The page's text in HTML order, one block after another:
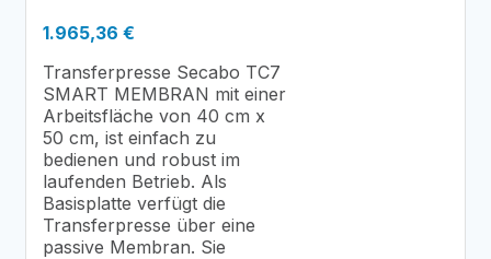
1.965,36 €
Transferpresse Secabo TC7
SMART MEMBRAN mit einer
Arbeitsfläche von 40 cm x
50 cm, ist einfach zu
bedienen und robust im
laufenden Betrieb. Als
Basisplatte verfügt die
Transferpresse über eine
passive Membran. Sie